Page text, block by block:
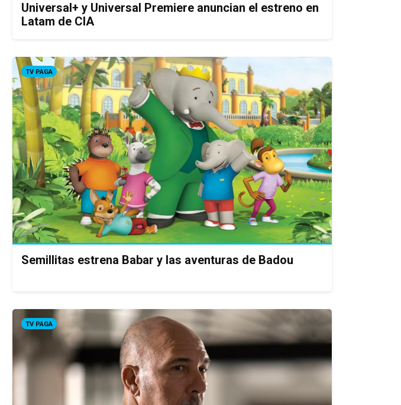
Universal+ y Universal Premiere anuncian el estreno en
Latam de CIA
TV PAGA
Semillitas estrena Babar y las aventuras de Badou
TV PAGA